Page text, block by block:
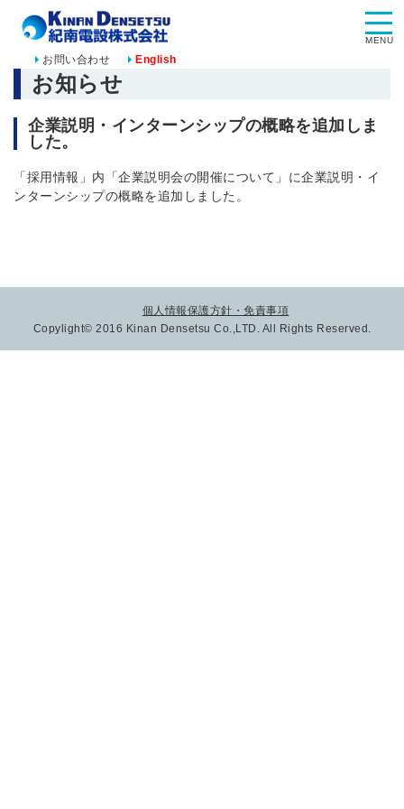
お問い合わせ English
MENU
お知らせ
企業説明・インターンシップの概略を追加しま
した。
「採用情報」内「企業説明会の開催について」に企業説明・イ
ンターンシップの概略を追加しました。
個人情報保護方針・免責事項
Copylight© 2016 Kinan Densetsu Co.,LTD. All Rights Reserved.